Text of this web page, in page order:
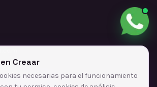
) Creaar
necesarias para el funcionamiento